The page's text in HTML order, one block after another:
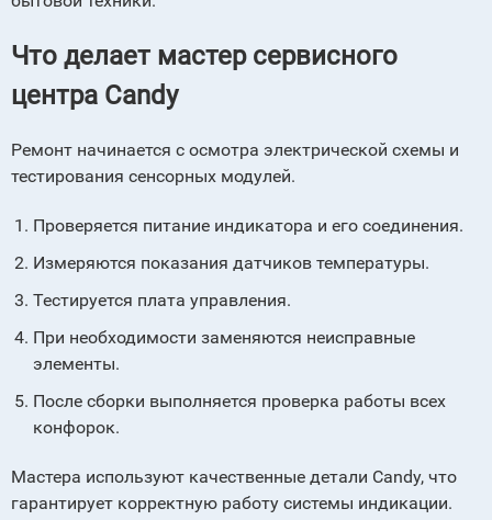
Что делает мастер сервисного
центра Candy
Ремонт начинается с осмотра электрической схемы и
тестирования сенсорных модулей.
Проверяется питание индикатора и его соединения.
Измеряются показания датчиков температуры.
Тестируется плата управления.
При необходимости заменяются неисправные
элементы.
После сборки выполняется проверка работы всех
конфорок.
Мастера используют качественные детали Candy, что
гарантирует корректную работу системы индикации.